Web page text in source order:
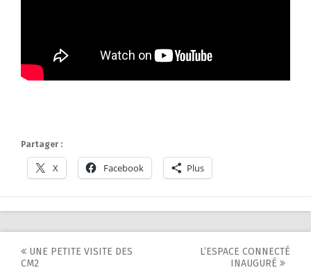
Partager :
X Facebook Plus
Post
UNE PETITE VISITE DES
CM2
L’ESPACE CONNECTÉ
INAUGURÉ